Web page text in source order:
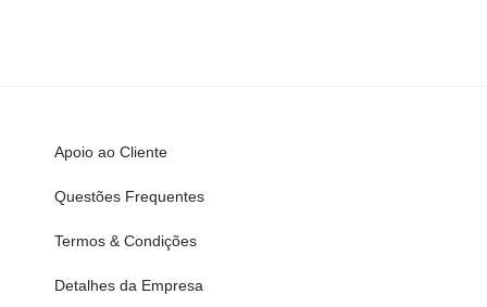
Apoio ao Cliente
Questões Frequentes
Termos & Condições
Detalhes da Empresa